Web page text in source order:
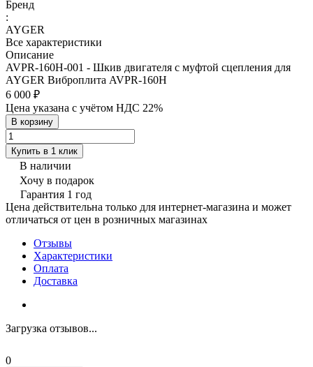
Бренд
:
AYGER
Все характеристики
Описание
AVPR-160H-001 - Шкив двигателя c муфтой сцепления для
AYGER Виброплита AVPR-160H
6 000 ₽
Цена указана с учётом НДС 22%
В корзину
Купить в 1 клик
В наличии
Хочу в подарок
Гарантия 1 год
Цена действительна только для интернет-магазина и может
отличаться от цен в розничных магазинах
Отзывы
Характеристики
Оплата
Доставка
Загрузка отзывов...
0